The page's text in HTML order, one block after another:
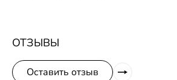
ОТЗЫВЫ
Оставить отзыв